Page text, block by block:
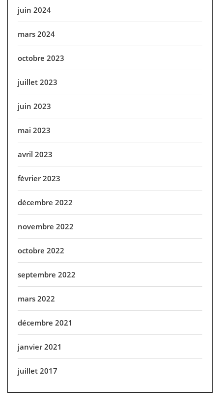
juin 2024
mars 2024
octobre 2023
juillet 2023
juin 2023
mai 2023
avril 2023
février 2023
décembre 2022
novembre 2022
octobre 2022
septembre 2022
mars 2022
décembre 2021
janvier 2021
juillet 2017